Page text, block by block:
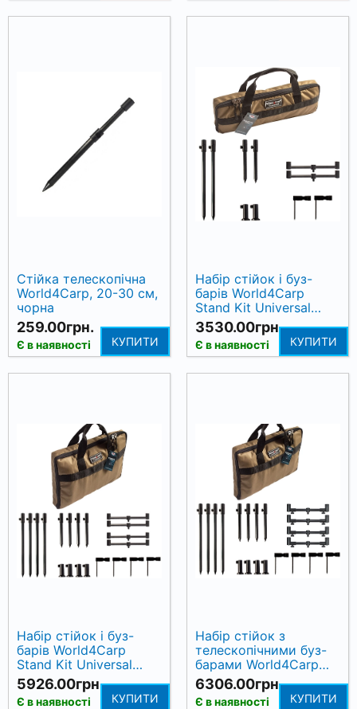
Стійка телескопічна
World4Carp, 20-30 см,
чорна
259.00грн.
Є в наявності КУПИТИ
Набір стійок і буз-
барів World4Carp
Stand Kit Universal
MAX 2
3530.00грн.
Є в наявності КУПИТИ
Набір стійок і буз-
барів World4Carp
Stand Kit Universal
MAX 4
5926.00грн.
Є в наявності КУПИТИ
Набір стійок з
телескопічними буз-
барами World4Carp
Stand Kit Universal
MAX 4
6306.00грн.
Є в наявності КУПИТИ